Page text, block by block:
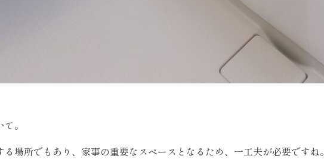
。
場所でもあり、家事の重要なスペースとなるため、一工夫が必要ですね。